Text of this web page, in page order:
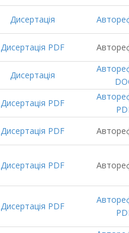
Дисертація
Дисертація PDF
Дисертація
Дисертація PDF
Дисертація PDF
Дисертація PDF
Дисертація PDF